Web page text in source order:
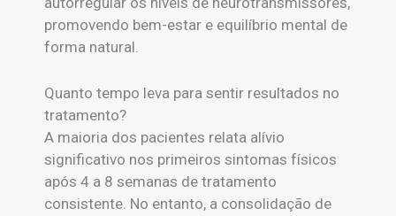
promovendo bem-estar e equilíbrio mental de
forma natural.
Quanto tempo leva para sentir resultados no
tratamento?
A maioria dos pacientes relata alívio
significativo nos primeiros sintomas físicos
após 4 a 8 semanas de tratamento
consistente. No entanto, a consolidação de